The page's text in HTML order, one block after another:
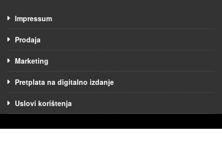
Impressum
Prodaja
Marketing
Pretplata na digitalno izdanje
Uslovi korištenja